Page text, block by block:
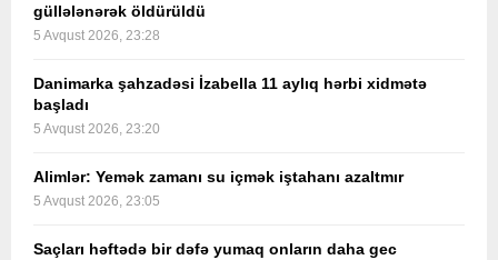
güllələnərək öldürüldü
5 Avqust 2026, 23:28
Danimarka şahzadəsi İzabella 11 aylıq hərbi xidmətə
başladı
5 Avqust 2026, 23:20
Alimlər: Yemək zamanı su içmək iştahanı azaltmır
5 Avqust 2026, 23:05
Saçları həftədə bir dəfə yumaq onların daha gec